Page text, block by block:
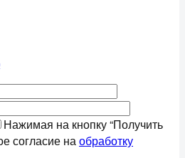
Нажимая на кнопку “Получить
согласие наобработку